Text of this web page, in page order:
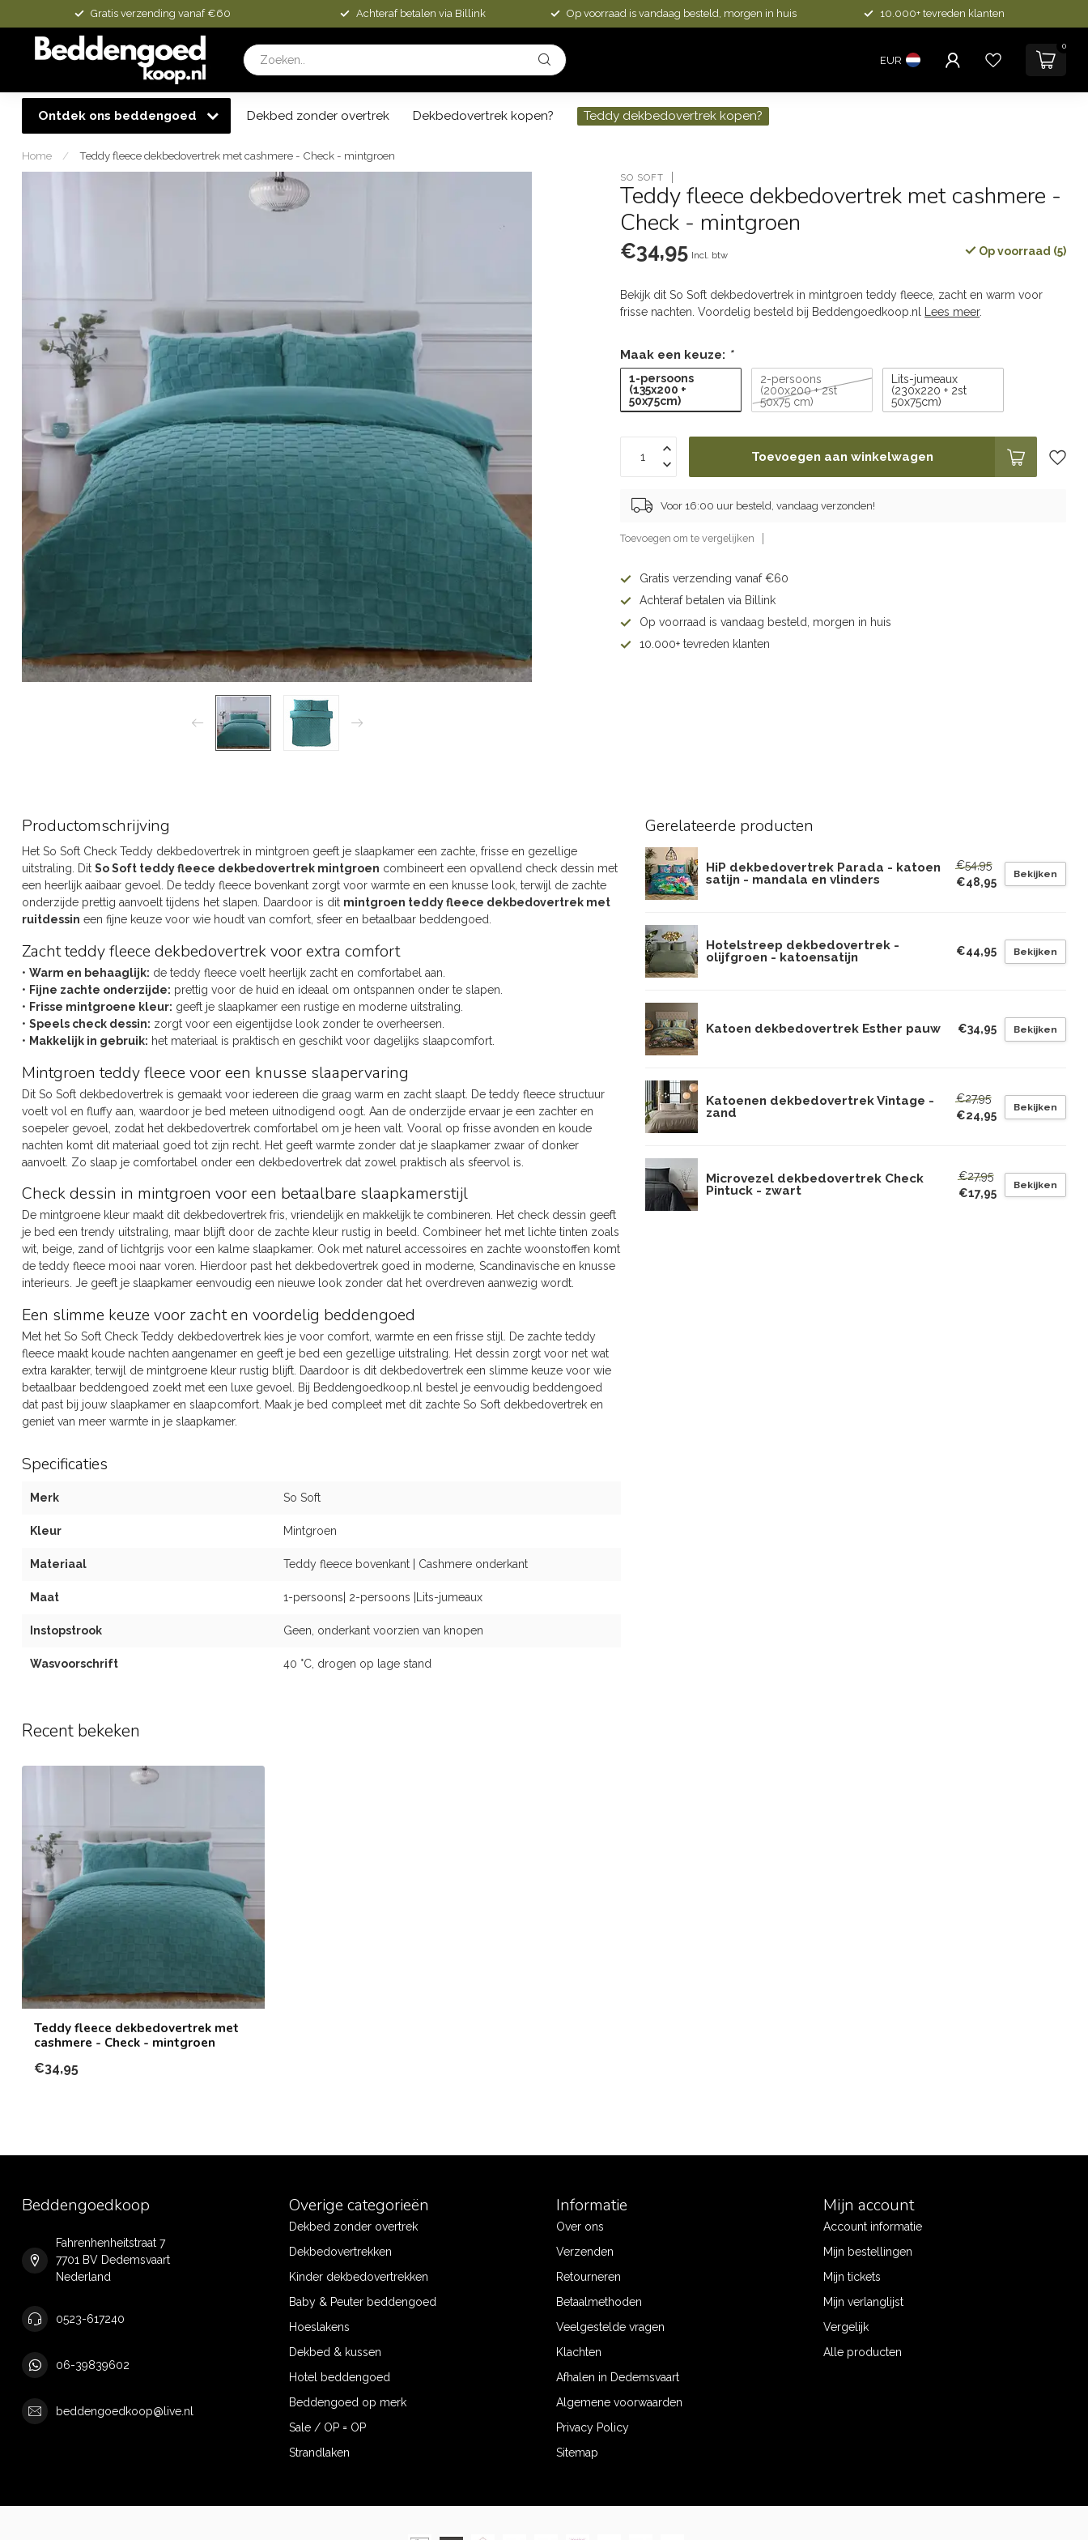
Gratis verzending vanaf €60 Achteraf betalen via Billink Op voorraad is vandaag besteld, morgen in huis 10.000+ tevreden klanten
EUR
0
Ontdek ons beddengoed Dekbed zonder overtrek Dekbedovertrek kopen? Teddy dekbedovertrek kopen?
Home / Teddy fleece dekbedovertrek met cashmere - Check - mintgroen
SO SOFT
Teddy fleece dekbedovertrek met cashmere -
Check - mintgroen
€34,95 Incl. btw Op voorraad (5)
Bekijk dit So Soft dekbedovertrek in mintgroen teddy fleece, zacht en warm voor
frisse nachten. Voordelig besteld bij Beddengoedkoop.nl
Lees meer.
Maak een keuze: *
1-persoons
(135x200 +
50x75cm)
2-persoons
(200x200 + 2st
50x75 cm)
Lits-jumeaux
(230x220 + 2st
50x75cm)
Toevoegen aan winkelwagen
Voor 16:00 uur besteld, vandaag verzonden!
Toevoegen om te vergelijken
Gratis verzending vanaf €60
Achteraf betalen via Billink
Op voorraad is vandaag besteld, morgen in huis
10.000+ tevreden klanten
Productomschrijving
Het So Soft Check Teddy dekbedovertrek in mintgroen geeft je slaapkamer een zachte, frisse en gezellige
uitstraling. Dit So Soft teddy fleece dekbedovertrek mintgroen combineert een opvallend check dessin met
een heerlijk aaibaar gevoel. De teddy fleece bovenkant zorgt voor warmte en een knusse look, terwijl de zachte
onderzijde prettig aanvoelt tijdens het slapen. Daardoor is dit mintgroen teddy fleece dekbedovertrek met
ruitdessin een fijne keuze voor wie houdt van comfort, sfeer en betaalbaar beddengoed.
Zacht teddy fleece dekbedovertrek voor extra comfort
• Warm en behaaglijk: de teddy fleece voelt heerlijk zacht en comfortabel aan.
• Fijne zachte onderzijde: prettig voor de huid en ideaal om ontspannen onder te slapen.
• Frisse mintgroene kleur: geeft je slaapkamer een rustige en moderne uitstraling.
• Speels check dessin: zorgt voor een eigentijdse look zonder te overheersen.
• Makkelijk in gebruik: het materiaal is praktisch en geschikt voor dagelijks slaapcomfort.
Mintgroen teddy fleece voor een knusse slaapervaring
Dit So Soft dekbedovertrek is gemaakt voor iedereen die graag warm en zacht slaapt. De teddy fleece structuur
voelt vol en fluffy aan, waardoor je bed meteen uitnodigend oogt. Aan de onderzijde ervaar je een zachter en
soepeler gevoel, zodat het dekbedovertrek comfortabel om je heen valt. Vooral op frisse avonden en koude
nachten komt dit materiaal goed tot zijn recht. Het geeft warmte zonder dat je slaapkamer zwaar of donker
aanvoelt. Zo slaap je comfortabel onder een dekbedovertrek dat zowel praktisch als sfeervol is.
Check dessin in mintgroen voor een betaalbare slaapkamerstijl
De mintgroene kleur maakt dit dekbedovertrek fris, vriendelijk en makkelijk te combineren. Het check dessin geeft
je bed een trendy uitstraling, maar blijft door de zachte kleur rustig in beeld. Combineer het met lichte tinten zoals
wit, beige, zand of lichtgrijs voor een kalme slaapkamer. Ook met naturel accessoires en zachte woonstoffen komt
de teddy fleece mooi naar voren. Hierdoor past het dekbedovertrek goed in moderne, Scandinavische en knusse
interieurs. Je geeft je slaapkamer eenvoudig een nieuwe look zonder dat het overdreven aanwezig wordt.
Een slimme keuze voor zacht en voordelig beddengoed
Met het So Soft Check Teddy dekbedovertrek kies je voor comfort, warmte en een frisse stijl. De zachte teddy
fleece maakt koude nachten aangenamer en geeft je bed een gezellige uitstraling. Het dessin zorgt voor net wat
extra karakter, terwijl de mintgroene kleur rustig blijft. Daardoor is dit dekbedovertrek een slimme keuze voor wie
betaalbaar beddengoed zoekt met een luxe gevoel. Bij Beddengoedkoop.nl bestel je eenvoudig beddengoed
dat past bij jouw slaapkamer en slaapcomfort. Maak je bed compleet met dit zachte So Soft dekbedovertrek en
geniet van meer warmte in je slaapkamer.
Specificaties
Merk So Soft
Kleur Mintgroen
Materiaal Teddy fleece bovenkant | Cashmere onderkant
Maat 1-persoons| 2-persoons |Lits-jumeaux
Instopstrook Geen, onderkant voorzien van knopen
Wasvoorschrift 40 °C, drogen op lage stand
Gerelateerde producten
HiP dekbedovertrek Parada - katoen
satijn - mandala en vlinders
€54,95
€48,95
Bekijken
Hotelstreep dekbedovertrek -
olijfgroen - katoensatijn
€44,95 Bekijken
Katoen dekbedovertrek Esther pauw €34,95 Bekijken
Katoenen dekbedovertrek Vintage -
zand
€27,95
€24,95
Bekijken
Microvezel dekbedovertrek Check
Pintuck - zwart
€27,95
€17,95
Bekijken
Recent bekeken
Teddy fleece dekbedovertrek met
cashmere - Check - mintgroen
€34,95
Beddengoedkoop
Fahrenhenheitstraat 7
7701 BV Dedemsvaart
Nederland
0523-617240
06-39839602
beddengoedkoop@live.nl
Overige categorieën
Dekbed zonder overtrek
Dekbedovertrekken
Kinder dekbedovertrekken
Baby & Peuter beddengoed
Hoeslakens
Dekbed & kussen
Hotel beddengoed
Beddengoed op merk
Sale / OP = OP
Strandlaken
Informatie
Over ons
Verzenden
Retourneren
Betaalmethoden
Veelgestelde vragen
Klachten
Afhalen in Dedemsvaart
Algemene voorwaarden
Privacy Policy
Sitemap
Mijn account
Account informatie
Mijn bestellingen
Mijn tickets
Mijn verlanglijst
Vergelijk
Alle producten